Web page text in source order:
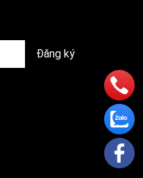
Đăng ký